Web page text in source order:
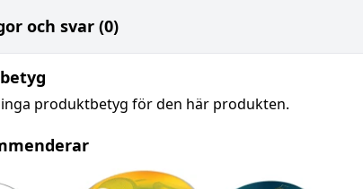
och svar (0)
produktbetyg för den här produkten.